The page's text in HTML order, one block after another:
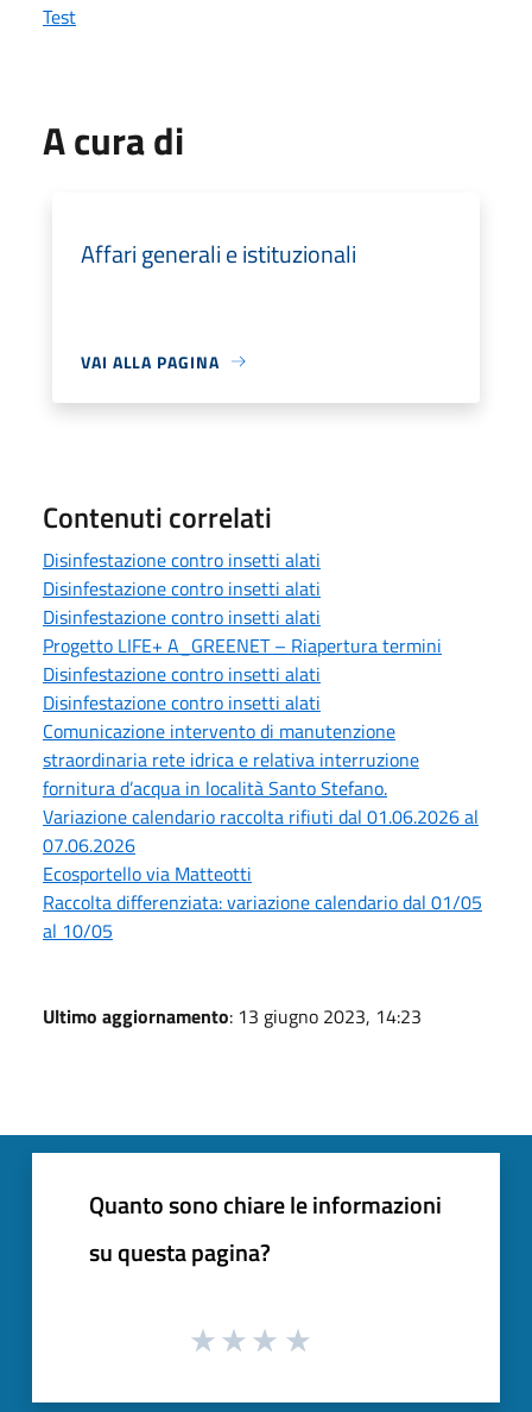
Test
A cura di
Affari generali e istituzionali
VAI ALLA PAGINA
Contenuti correlati
Disinfestazione contro insetti alati
Disinfestazione contro insetti alati
Disinfestazione contro insetti alati
Progetto LIFE+ A_GREENET – Riapertura termini
Disinfestazione contro insetti alati
Disinfestazione contro insetti alati
Comunicazione intervento di manutenzione
straordinaria rete idrica e relativa interruzione
fornitura d’acqua in località Santo Stefano.
Variazione calendario raccolta rifiuti dal 01.06.2026 al
07.06.2026
Ecosportello via Matteotti
Raccolta differenziata: variazione calendario dal 01/05
al 10/05
Ultimo aggiornamento: 13 giugno 2023, 14:23
Quanto sono chiare le informazioni
su questa pagina?